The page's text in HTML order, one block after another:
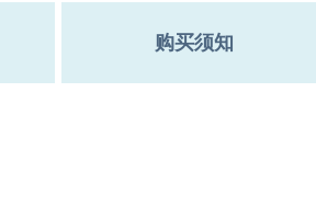
购买须知